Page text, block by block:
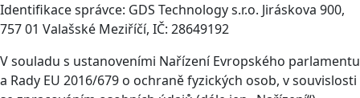
Identifikace správce: GDS Technology s.r.o. Jiráskova 900,
757 01 Valašské Meziříčí, IČ: 28649192
V souladu s ustanoveními Nařízení Evropského parlamentu
a Rady EU 2016/679 o ochraně fyzických osob, v souvislosti